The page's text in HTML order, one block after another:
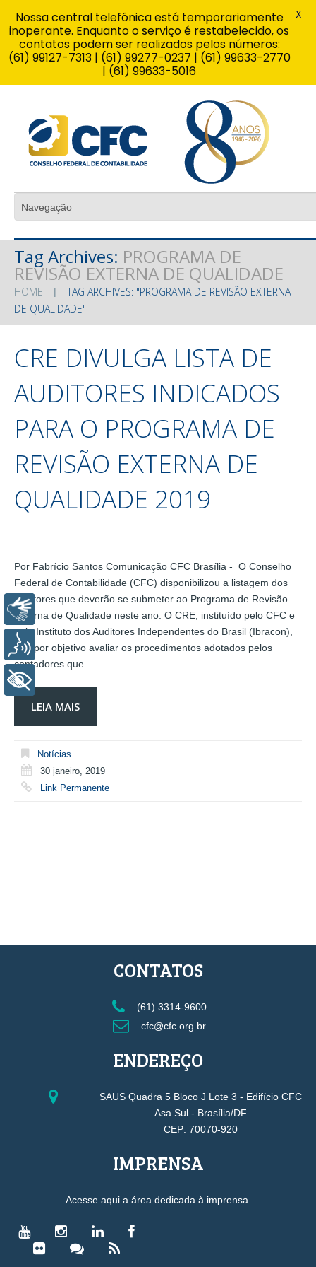
Tag Archives: PROGRAMA DE
REVISÃO EXTERNA DE QUALIDADE
HOME
TAG ARCHIVES: "PROGRAMA DE REVISÃO EXTERNA
DE QUALIDADE"
CRE DIVULGA LISTA DE
AUDITORES INDICADOS
PARA O PROGRAMA DE
REVISÃO EXTERNA DE
QUALIDADE 2019
Por Fabrício Santos Comunicação CFC Brasília - O Conselho
Federal de Contabilidade (CFC) disponibilizou a listagem dos
auditores que deverão se submeter ao Programa de Revisão
Externa de Qualidade neste ano. O CRE, instituído pelo CFC e
pelo Instituto dos Auditores Independentes do Brasil (Ibracon),
tem por objetivo avaliar os procedimentos adotados pelos
contadores que…
LEIA MAIS
Notícias
30 janeiro, 2019
Link Permanente
CONTATOS
(61) 3314-9600
cfc@cfc.org.br
ENDEREÇO
SAUS Quadra 5 Bloco J Lote 3 - Edifício CFC
Asa Sul - Brasília/DF
CEP: 70070-920
IMPRENSA
Acesse aqui a área dedicada à imprensa.
Nossa central telefônica está temporariamente
inoperante. Enquanto o serviço é restabelecido, os
contatos podem ser realizados pelos números:
(61) 99127-7313 | (61) 99277-0237 | (61) 99633-2770
| (61) 99633-5016
X
Libras
Voz